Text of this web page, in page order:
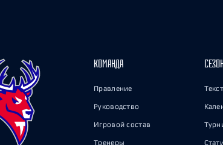
КОМАНДА
Правление
Руководство
Игровой состав
Тренеры